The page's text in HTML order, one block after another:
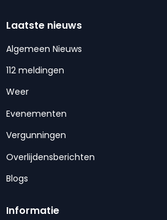
Laatste nieuws
Algemeen Nieuws
112 meldingen
Weer
Evenementen
Vergunningen
Overlijdensberichten
Blogs
Informatie